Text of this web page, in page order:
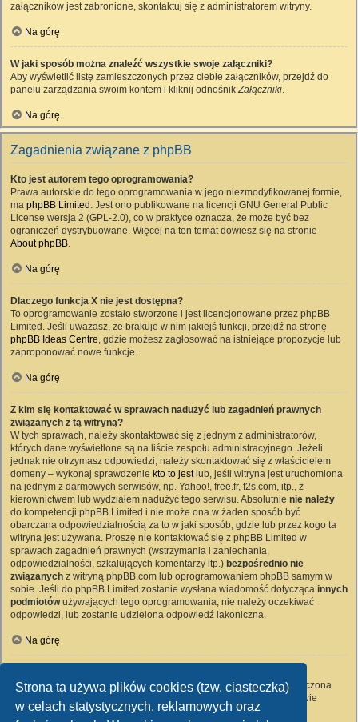
Strona ta używa plików cookies (tzw. ciasteczka)
w celach statystycznych, reklamowych oraz
załączników jest zabronione, skontaktuj się z administratorem witryny.
Na górę
W jaki sposób można znaleźć wszystkie swoje załączniki?
Aby wyświetlić listę zamieszczonych przez ciebie załączników, przejdź do
panelu zarządzania swoim kontem i kliknij odnośnikZałączniki.
Na górę
Zagadnienia związane z phpBB
Kto jest autorem tego oprogramowania?
Prawa autorskie do tego oprogramowania w jego niezmodyfikowanej formie,
ma phpBB Limited . Jest ono publikowane na licencji GNU General Public
License wersja 2 (GPL-2.0), co w praktyce oznacza, że może być bez
ograniczeń dystrybuowane. Więcej na ten temat dowiesz się na stronie
About phpBB.
Na górę
Dlaczego funkcja X nie jest dostępna?
To oprogramowanie zostało stworzone i jest licencjonowane przez phpBB
Limited. Jeśli uważasz, że brakuje w nim jakiejś funkcji, przejdź na stronę
phpBB Ideas Centre, gdzie możesz zagłosować na istniejące propozycje lub
zaproponować nowe funkcje.
Na górę
Z kim się kontaktować w sprawach nadużyć lub zagadnień prawnych
związanych z tą witryną?
W tych sprawach, należy skontaktować się z jednym z administratorów,
których dane wyświetlone są na liście zespołu administracyjnego. Jeżeli
jednak nie otrzymasz odpowiedzi, należy skontaktować się z właścicielem
domeny – wykonaj sprawdzenie kto to jestlub, jeśli witryna jest uruchomiona
na jednym z darmowych serwisów, np. Yahoo!, free.fr, f2s.com, itp., z
kierownictwem lub wydziałem nadużyć tego serwisu. Absolutnie nie należy
do kompetencji phpBB Limited i nie może ona w żaden sposób być
obarczana odpowiedzialnością za to w jaki sposób, gdzie lub przez kogo ta
witryna jest używana. Proszę nie kontaktować się z phpBB Limited w
sprawach zagadnień prawnych (wstrzymania i zaniechania,
odpowiedzialności, szkalujących komentarzy itp.) bezpośrednio nie
związanych z witryną phpBB.com lub oprogramowaniem phpBB samym w
sobie. Jeśli do phpBB Limited zostanie wysłana wiadomość dotycząca innych
podmiotówużywających tego oprogramowania, nie należy oczekiwać
odpowiedzi, lub zostanie udzielona odpowiedź lakoniczna.
Na górę
Wszyscy użytkownicy witryny mogą używać – jeśli funkcja ta jest włączona
przez administratora witryny – formularza „Kontakt z nami”. Członkowie
witryny mogą także używać odnośnika „Zespół administracyjny”.